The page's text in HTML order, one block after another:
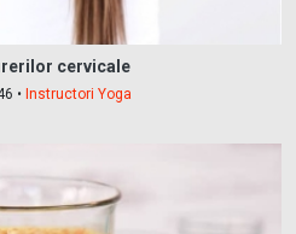
cervicale
• Instructori Yoga